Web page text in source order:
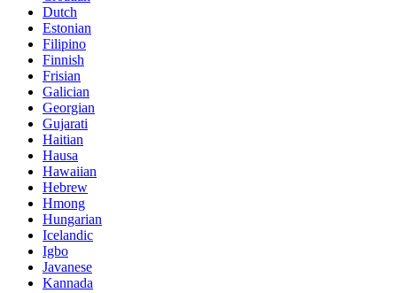
Dutch
Estonian
Filipino
Finnish
Frisian
Galician
Georgian
Gujarati
Haitian
Hausa
Hawaiian
Hebrew
Hmong
Hungarian
Icelandic
Igbo
Javanese
Kannada